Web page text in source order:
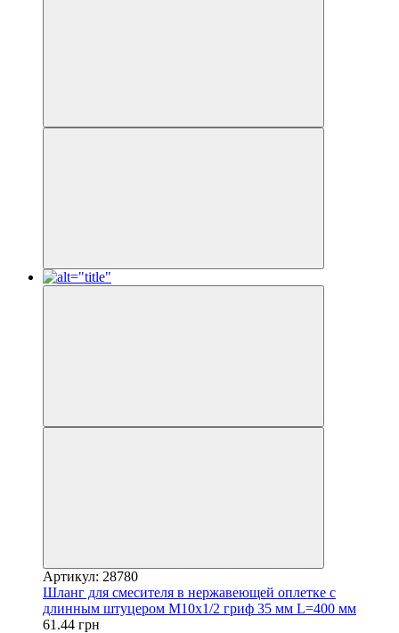
Артикул: 28780
Шланг для смесителя в нержавеющей оплетке с
длинным штуцером М10х1/2 гриф 35 мм L=400 мм
61.44 грн